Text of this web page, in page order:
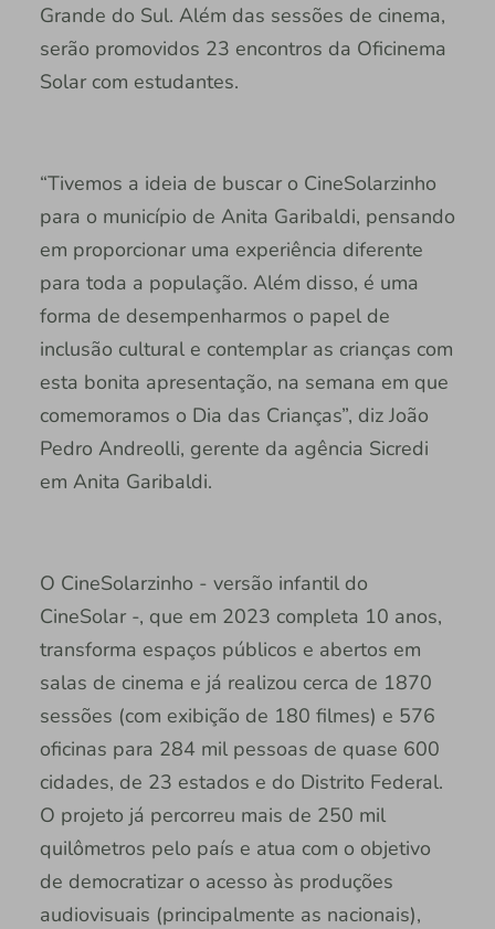
Grande do Sul. Além das sessões de cinema,
serão promovidos 23 encontros da Oficinema
Solar com estudantes.
“Tivemos a ideia de buscar o CineSolarzinho
para o município de Anita Garibaldi, pensando
em proporcionar uma experiência diferente
para toda a população. Além disso, é uma
forma de desempenharmos o papel de
inclusão cultural e contemplar as crianças com
esta bonita apresentação, na semana em que
comemoramos o Dia das Crianças”, diz João
Pedro Andreolli, gerente da agência Sicredi
em Anita Garibaldi.
O CineSolarzinho - versão infantil do
CineSolar -, que em 2023 completa 10 anos,
transforma espaços públicos e abertos em
salas de cinema e já realizou cerca de 1870
sessões (com exibição de 180 filmes) e 576
oficinas para 284 mil pessoas de quase 600
cidades, de 23 estados e do Distrito Federal.
O projeto já percorreu mais de 250 mil
quilômetros pelo país e atua com o objetivo
de democratizar o acesso às produções
audiovisuais (principalmente as nacionais),